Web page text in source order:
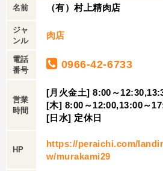
名前 （有）村上精肉店
ジャ
ンル
肉店
電話
番号
0966-42-6733
営業
時間
[月火金土] 8:00～
[木] 8:00～12:00,13:00～
[日水] 定休日
HP
https://peraichi.com/
w/murakami29